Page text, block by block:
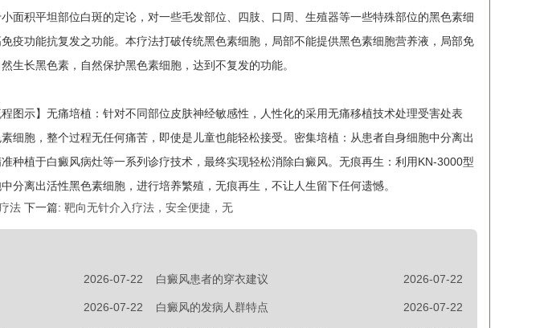
面积平坦部位白斑的定论，对一些毛发部位、四肢、口周、生殖器等一些特殊部位的黑色素细
疫功能抗复发之功能。本疗法打破传统黑色素细胞，局部不能提供黑色素细胞营养液，局部免
生长黑色素，自然保护黑色素细胞，达到不复发的功能。
示】无痛培植：针对不同部位皮肤神经敏感性，人性化的采用无痛移植技术处理受害处表
细胞，整个过程无任何痛苦，即使是儿童也能轻松接受。密集培植：从患者自身细胞中分离出
种植于白癜风病灶等一系列诊疗技术，最终实现轻松消除白癜风。无痕再生：利用KN-3000型
分离出活性黑色素细胞，进行培养繁殖，无痕再生，不让人生留下任何遗憾。
法 下一篇: 靶向无针介入疗法，安全便捷，无
2026-07-22 2026-07-22
白癜风患者的穿衣建议
2026-07-22 2026-07-22
白癜风的发病人群特点